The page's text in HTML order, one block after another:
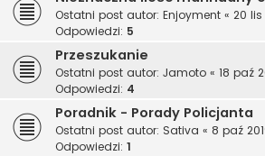
Ostatni post autor: Enjoyment « 20 lis
Odpowiedzi: 5
Przeszukanie
Ostatni post autor: Jamoto « 18 paź
Odpowiedzi: 4
Poradnik - Porady Policjanta
Ostatni post autor: Sativa « 8 paź
Odpowiedzi: 1